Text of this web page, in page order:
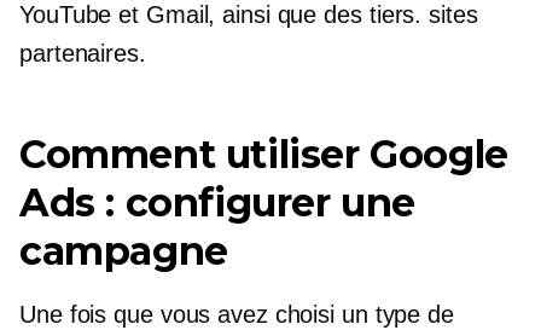
YouTube et Gmail, ainsi quedes tiers. sites
partenaires.
Comment utiliser Google
Ads : configurer une
campagne
Une fois que vous avez choisi un type de